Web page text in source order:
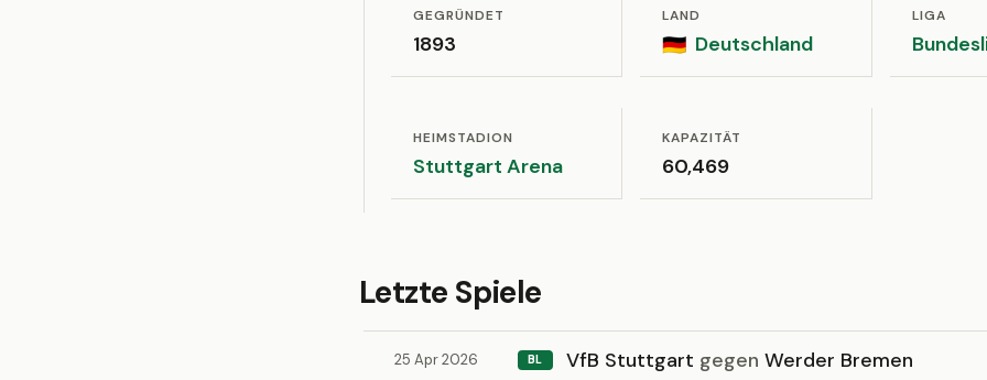
GEGRÜNDET
1893
LAND
🇩🇪 Deutschland
LIGA
HEIMSTADION
Stuttgart Arena
KAPAZITÄT
60,469
Letzte Spiele
25 Apr 2026 BL VfB Stuttgart gegen Werder Bremen